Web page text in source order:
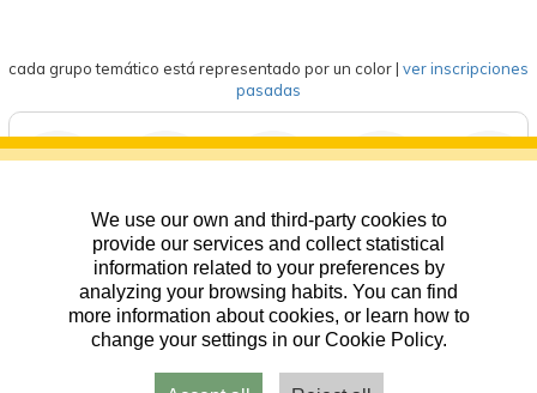
cada grupo temático está representado por un color| ver inscripciones
pasadas
eventos competición formación
We use our own and third-party cookies to
provide our services and collect statistical
information related to your preferences by
analyzing your browsing habits. You can find
more information about cookies, or learn how to
change your settings in our Cookie Policy.